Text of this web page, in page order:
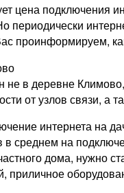
цена подключения
периодически
проинформируем,
в деревне Климово,
от узлов связи,
интернета на
среднем на
дома, нужно
приличное